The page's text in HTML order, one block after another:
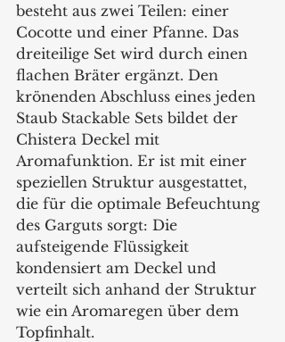
besteht aus zwei Teilen: einer
Cocotte und einer Pfanne. Das
dreiteilige Set wird durch einen
flachen Bräter ergänzt. Den
krönenden Abschluss eines jeden
Staub Stackable Sets bildet der
Chistera Deckel mit
Aromafunktion. Er ist mit einer
speziellen Struktur ausgestattet,
die für die optimale Befeuchtung
des Garguts sorgt: Die
aufsteigende Flüssigkeit
kondensiert am Deckel und
verteilt sich anhand der Struktur
wie ein Aromaregen über dem
Topfinhalt.